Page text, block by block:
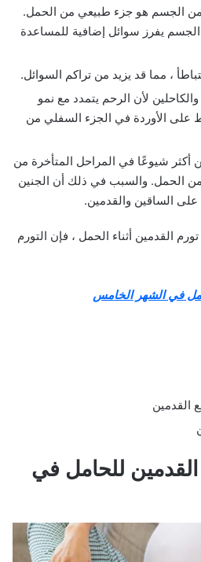
من الجسم هو جزء طبيعي من الحمل.
يفرز سوائل إضافية للمساعدة
، مما قد يزيد من تراكم السوائل.
لأن الرحم يتمدد مع نمو
على الأوردة في الجزء السفلي من
أكثر شيوعًا في المراحل المتأخرة من
من الحمل. والسبب في ذلك أن الجنين
الساقين والقدمين.
القدمين أثناء الحمل ، فإن التورم
في الشهر الخامس
القدمين
للحامل في